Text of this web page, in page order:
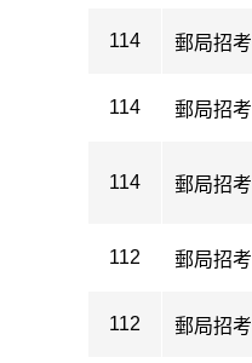
114 郵局招考
114 郵局招考
114 郵局招考
112 郵局招考
112 郵局招考